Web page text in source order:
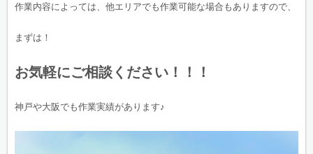
作業内容によっては、他エリアでも作業可能な場合もありますので、
まずは！
お気軽にご相談ください！！！
神戸や大阪でも作業実績があります♪